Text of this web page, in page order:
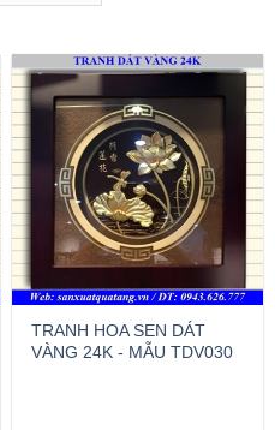
TRANH HOA SEN DÁT
VÀNG 24K - MẪU TDV030